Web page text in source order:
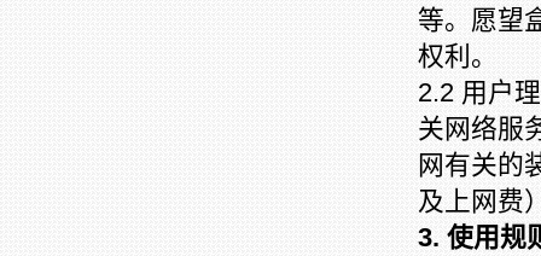
等。愿望
权利。
2.2 用户
关网络服
网有关的
及上网费
3. 使用规